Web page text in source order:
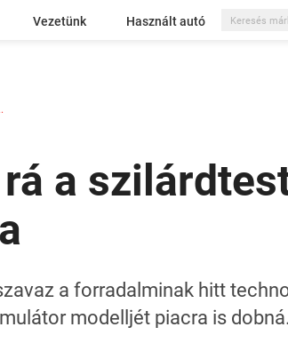
Vezetünk Használt autó
a
a forradalminak hitt
modelljét piacra is dobná.